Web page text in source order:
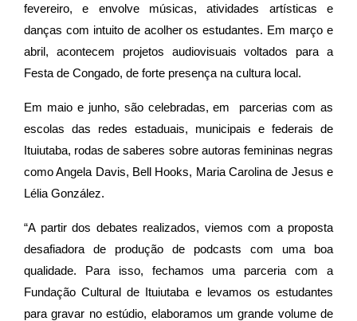
fevereiro, e envolve músicas, atividades artísticas e
danças com intuito de acolher os estudantes. Em março e
abril, acontecem projetos audiovisuais voltados para a
Festa de Congado, de forte presença na cultura local.
Em maio e junho, são celebradas, em parcerias com as
escolas das redes estaduais, municipais e federais de
Ituiutaba, rodas de saberes sobre autoras femininas negras
como Angela Davis, Bell Hooks, Maria Carolina de Jesus e
Lélia González.
“A partir dos debates realizados, viemos com a proposta
desafiadora de produção de podcasts com uma boa
qualidade. Para isso, fechamos uma parceria com a
Fundação Cultural de Ituiutaba e levamos os estudantes
para gravar no estúdio, elaboramos um grande volume de